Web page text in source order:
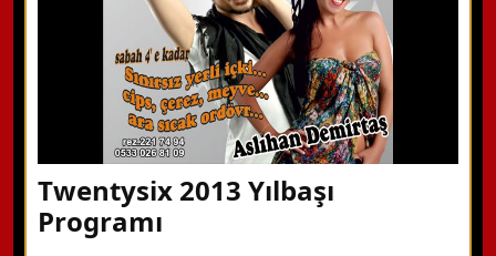
Twentysix 2013 Yılbaşı
Programı